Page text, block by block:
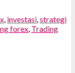
, investasi,strategi
forex, Trading